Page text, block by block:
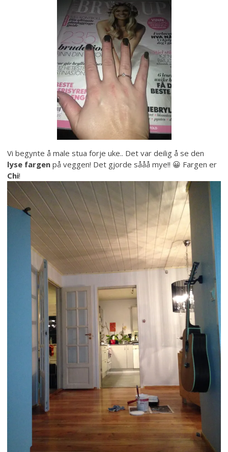
Vi begynte å male stua forje uke.. Det var deilig å se den
lyse fargen på veggen! Det gjorde sååå mye!! 😀 Fargen er
Chi!